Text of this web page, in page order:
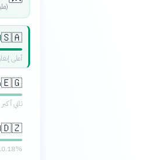
🇸🇦
أعلى إنفاق
🇪🇬
ثاني أكبر إنفاق
🇩🇿
10.18% من الموازنة